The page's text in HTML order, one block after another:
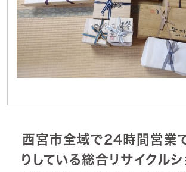
西宮市全域で24時間営業
りしている総合リサイクル